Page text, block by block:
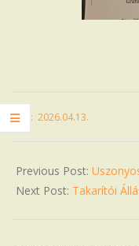
2026-
04-ON: 2026.04.13.
Previous Post:
Next Post: Takarítói